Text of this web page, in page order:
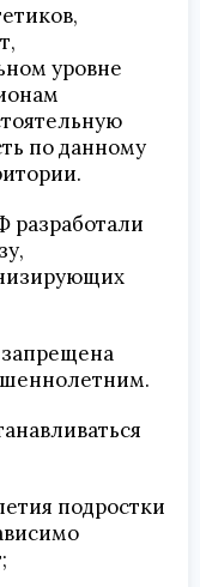
уровне
по данному
разработали
подростки